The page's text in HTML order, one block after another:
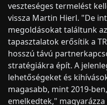
veszteséges termelést
vissza Martin Hierl. "De
megoldásokat találtunk
tapasztalatok erősítik a
hosszú távú
stratégiákra épít. A
lehetőségeket és
magasabb, mint 2019-
emelkedtek,"